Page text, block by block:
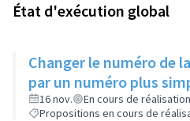
État d'exécution global
Changer le numéro de
par un numéro plus
16 nov.
En cours de réalisation
Propositions en cours de